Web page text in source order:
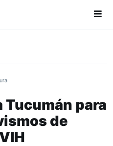
Tucumán para
de